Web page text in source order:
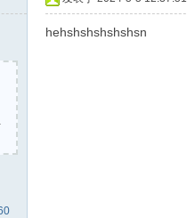
hehshshshshshsn